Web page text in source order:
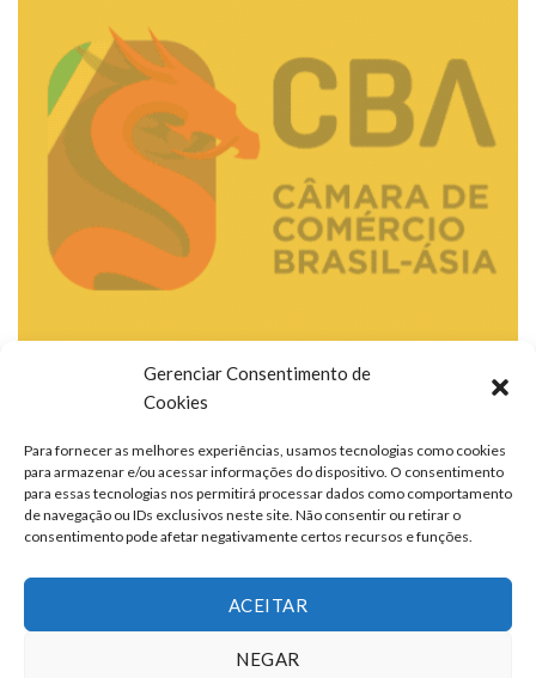
Gerenciar Consentimento de
Cookies
Para fornecer as melhores experiências, usamos tecnologias como cookies
para armazenar e/ou acessar informações do dispositivo. O consentimento
para essas tecnologias nos permitirá processar dados como comportamento
de navegação ou IDs exclusivos neste site. Não consentir ou retirar o
consentimento pode afetar negativamente certos recursos e funções.
ACEITAR
NEGAR